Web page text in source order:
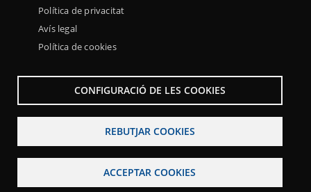
Política de privacitat
Avís legal
Política de cookies
CONFIGURACIÓ DE LES COOKIES
REBUTJAR COOKIES
ACCEPTAR COOKIES
Menu
Sobre la Xarxa Punttic Avís legal
Accessibilitat